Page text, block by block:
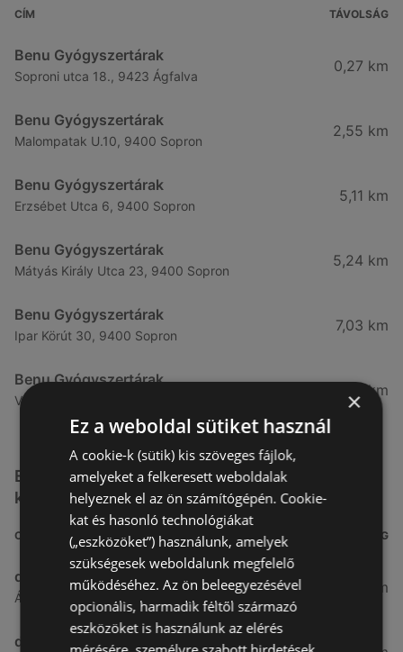
CÍM TÁVOLSÁG
Benu Gyógyszertárak
Soproni utca 18., 9423 Ágfalva
0,27 km
Benu Gyógyszertárak
Malompatak U.10, 9400 Sopron
2,55 km
Benu Gyógyszertárak
Erzsébet Utca 6, 9400 Sopron
5,11 km
Benu Gyógyszertárak
Mátyás Király Utca 23, 9400 Sopron
5,24 km
Benu Gyógyszertárak
Ipar Körút 30, 9400 Sopron
7,03 km
Benu Gyógyszertárak
Vasút Sor 1, 9432 Fertőd
26,99 km
Egyéb Kozmetikumok és Drogéria üzletek a
közelben
CÍM TÁVOLSÁG
dm
Ágfalvi út 4, 9400, 9400 Sopron
3,26 km
dm
×
Ez a weboldal sütiket használ
A cookie-k (sütik) kis szöveges fájlok,
amelyeket a felkeresett weboldalak
helyeznek el az ön számítógépén. Cookie-
kat és hasonló technológiákat
(„eszközöket”) használunk, amelyek
szükségesek weboldalunk megfelelő
működéséhez. Az ön beleegyezésével
opcionális, harmadik féltől származó
eszközöket is használunk az elérés